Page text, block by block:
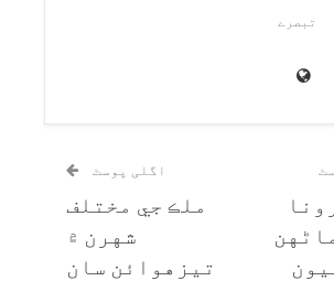
تبصرے
وڌيڪ 74 ماڻهن
اگلی پوسٹ
ملڪ جي مختلف
شهرن ۾
تيزهوائن سان